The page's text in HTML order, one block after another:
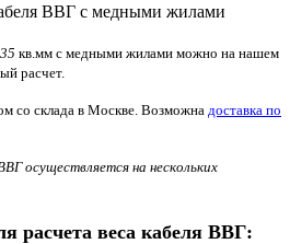
кв.мм с медными жилами можно на нашем
расчет.
со склада в Москве. Возможна доставка по
осуществляется на нескольких
расчета веса кабеля ВВГ: